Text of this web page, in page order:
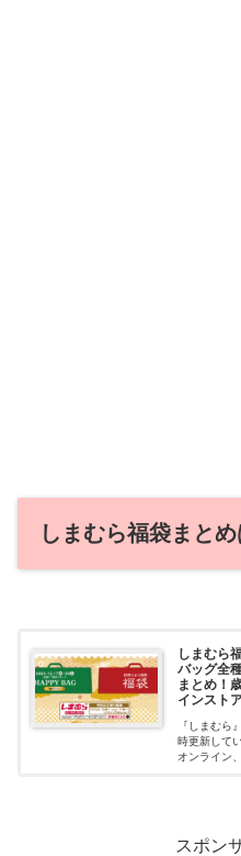
しまむら福袋まと
しまむら
バッグ全
まとめ！
インスト
『しまむら
時更新して
オンライン
スポン